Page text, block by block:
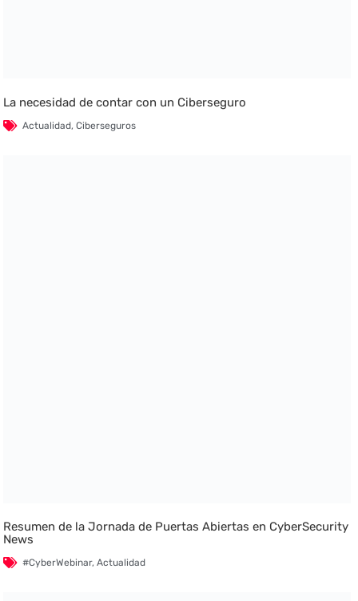
La necesidad de contar con un Ciberseguro
Actualidad,Ciberseguros
Resumen de la Jornada de Puertas Abiertas en CyberSecurity
News
#CyberWebinar,Actualidad